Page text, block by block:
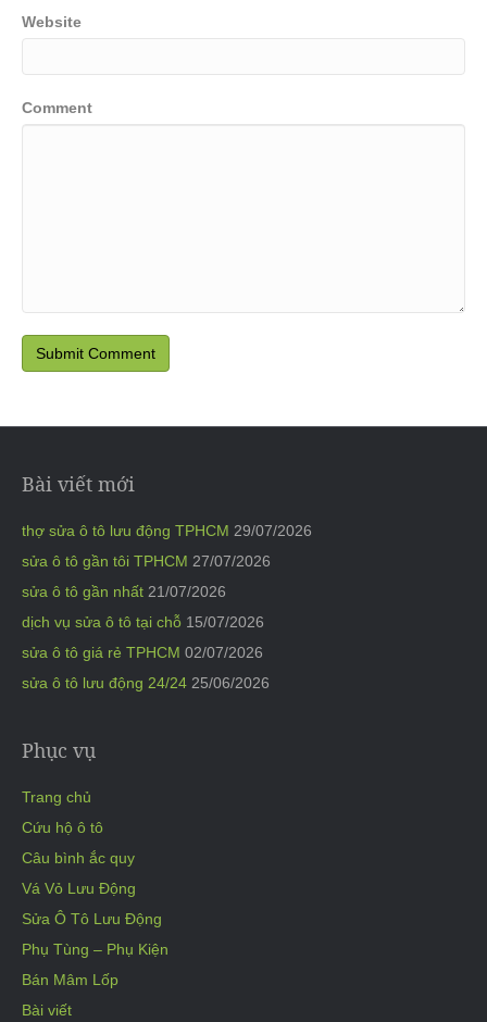
Website
Comment
Bài viết mới
thợ sửa ô tô lưu động TPHCM 29/07/2026
sửa ô tô gần tôi TPHCM 27/07/2026
sửa ô tô gần nhất 21/07/2026
dịch vụ sửa ô tô tại chỗ 15/07/2026
sửa ô tô giá rẻ TPHCM 02/07/2026
sửa ô tô lưu động 24/24 25/06/2026
Phục vụ
Trang chủ
Cứu hộ ô tô
Câu bình ắc quy
Vá Vỏ Lưu Động
Sửa Ô Tô Lưu Động
Phụ Tùng – Phụ Kiện
Bán Mâm Lốp
Bài viết